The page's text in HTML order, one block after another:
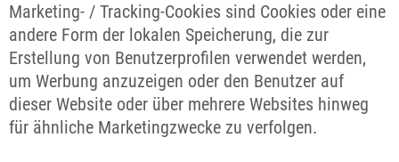
Marketing- / Tracking-Cookies sind Cookies oder eine
andere Form der lokalen Speicherung, die zur
Erstellung von Benutzerprofilen verwendet werden,
um Werbung anzuzeigen oder den Benutzer auf
dieser Website oder über mehrere Websites hinweg
für ähnliche Marketingzwecke zu verfolgen.